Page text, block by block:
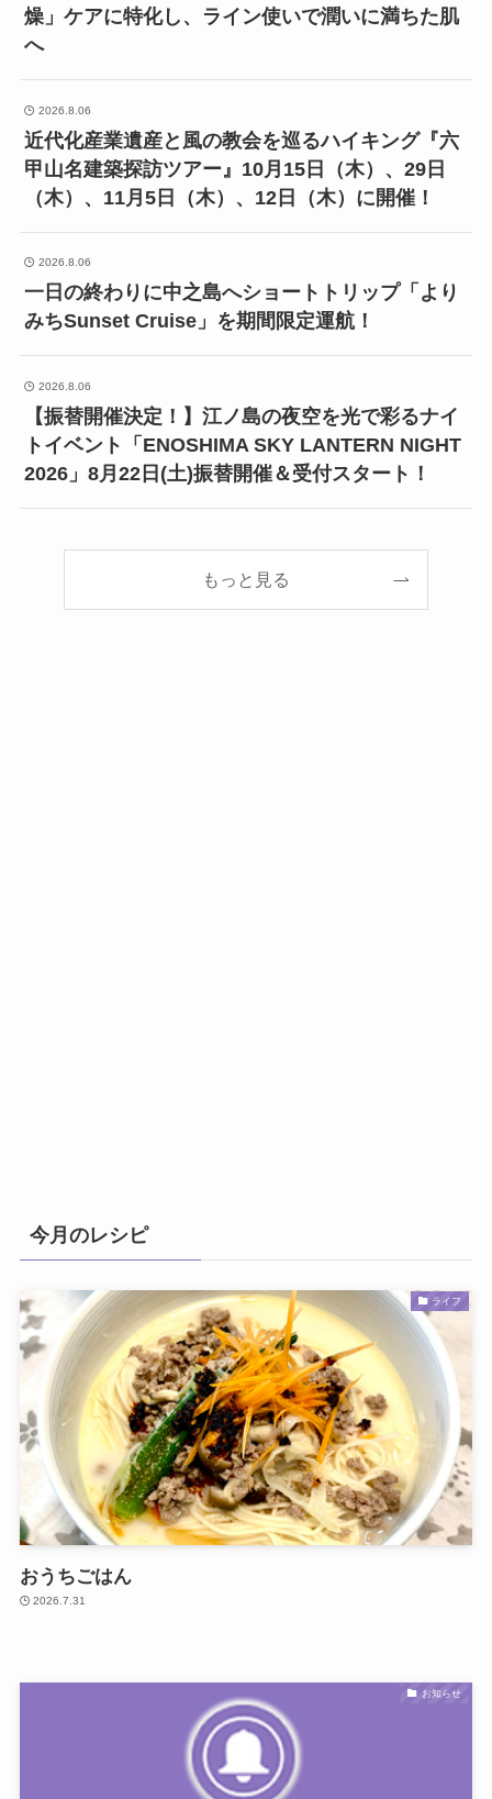
燥」ケアに特化し、ライン使いで潤いに満ちた肌
へ
2026.8.06
近代化産業遺産と風の教会を巡るハイキング『六
甲山名建築探訪ツアー』10月15日（木）、29日
（木）、11月5日（木）、12日（木）に開催！
2026.8.06
一日の終わりに中之島へショートトリップ「より
みちSunset Cruise」を期間限定運航！
2026.8.06
【振替開催決定！】江ノ島の夜空を光で彩るナイ
トイベント「ENOSHIMA SKY LANTERN NIGHT
2026」8月22日(土)振替開催＆受付スタート！
もっと見る
今月のレシピ
ライフ
おうちごはん
2026.7.31
お知らせ